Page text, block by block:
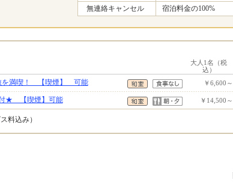
無連絡キャンセル
宿泊料金の100%
大人1名（税
込）
を満喫！ 【喫煙】 可能 ￥6,600～
付★ 【喫煙】可能 ￥14,500～
料込み）